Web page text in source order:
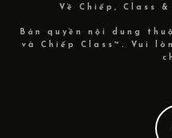
Về Chiếp, Class
Bản quyền nội dung
và Chiếp Class™. Vui